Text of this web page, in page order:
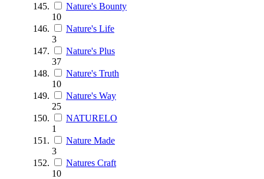
Nature's Bounty
10
Nature's Life
3
Nature's Plus
37
Nature's Truth
10
Nature's Way
25
NATURELO
1
Nature Made
3
Natures Craft
10